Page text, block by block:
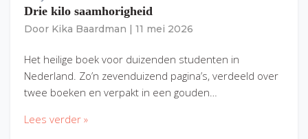
Drie kilo saamhorigheid
Door Kika Baardman 11 mei 2026
Het heilige boek voor duizenden studenten in
Nederland. Zo’n zevenduizend pagina’s, verdeeld over
twee boeken en verpakt in een gouden…
Lees verder »